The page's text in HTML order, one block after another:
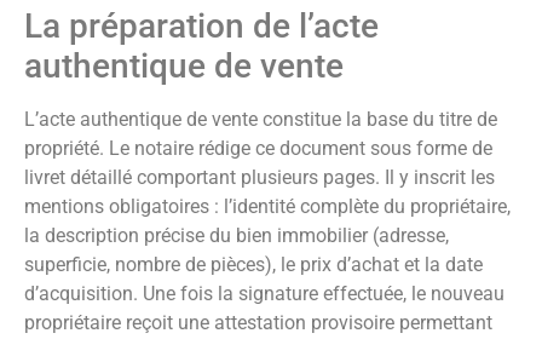
La préparation de l’acte
authentique de vente
L’acte authentique de vente constitue la base du titre de
propriété. Le notaire rédige ce document sous forme de
livret détaillé comportant plusieurs pages. Il y inscrit les
mentions obligatoires : l’identité complète du propriétaire,
la description précise du bien immobilier (adresse,
superficie, nombre de pièces), le prix d’achat et la date
d’acquisition. Une fois la signature effectuée, le nouveau
propriétaire reçoit une attestation provisoire permettant